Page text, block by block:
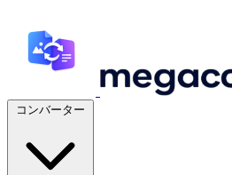
コンバーター